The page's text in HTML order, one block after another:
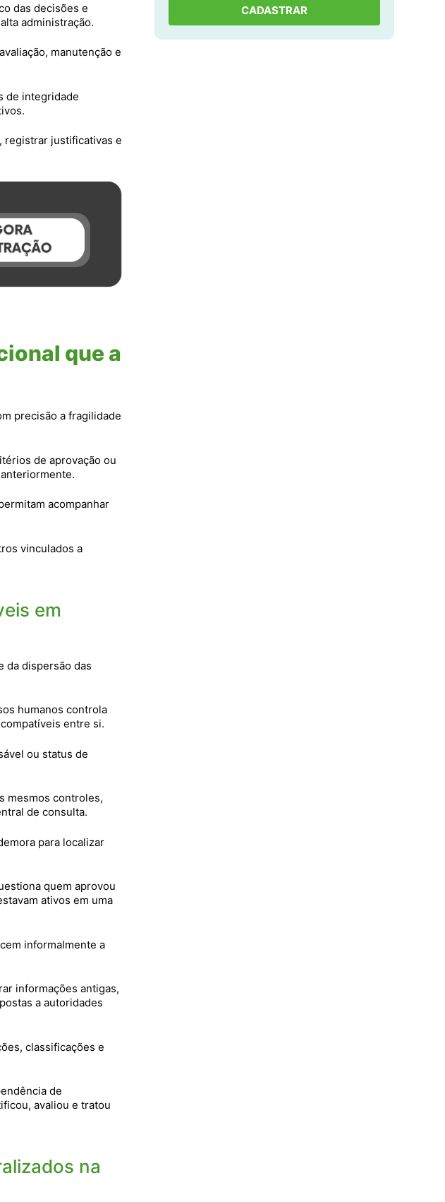
das decisões e
administração.
manutenção e
de integridade
registrar justificativas e
que a
precisão a fragilidade
de aprovação ou
acompanhar
vinculados a
em
da dispersão das
humanos controla
entre si.
ou status de
mesmos controles,
de consulta.
para localizar
quem aprovou
ativos em uma
informalmente a
informações antigas,
a autoridades
classificações e
de
avaliou e tratou
na